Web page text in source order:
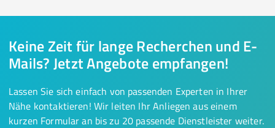
Keine Zeit für lange Recherchen und E-
Mails? Jetzt Angebote empfangen!
Lassen Sie sich einfach von passenden Experten in Ihrer
Nähe kontaktieren! Wir leiten Ihr Anliegen aus einem
kurzen Formular an bis zu 20 passende Dienstleister weiter.